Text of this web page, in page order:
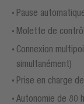
Pause
Molette de
Connexion
simultanément)
Prise en charge
Autonomie de 80